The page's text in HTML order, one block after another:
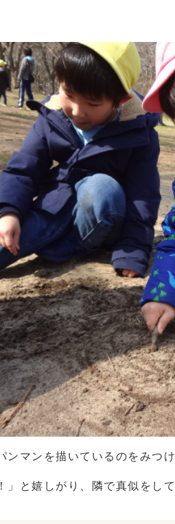
ンマンを描いているのをみつ
」と嬉しがり、隣で真似をし